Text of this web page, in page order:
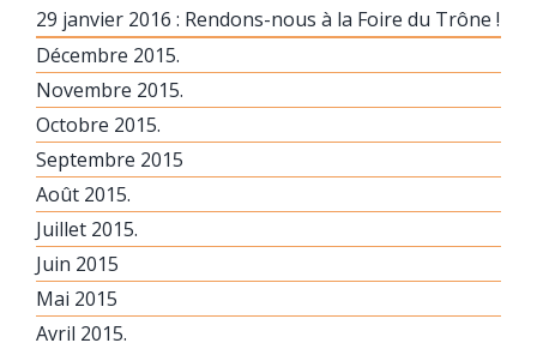
29 janvier 2016 : Rendons-nous à la Foire du Trône !
Décembre 2015.
Novembre 2015.
Octobre 2015.
Septembre 2015
Août 2015.
Juillet 2015.
Juin 2015
Mai 2015
Avril 2015.